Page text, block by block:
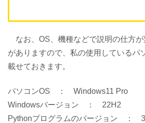
なお、OS、機種などで説明の仕方が
がありますので、私の使用しているパ
載せておきます。
パソコンOS ： Windows11 Pro
Windowsバージョン ： 22H2
Pythonプログラムのバージョン ：